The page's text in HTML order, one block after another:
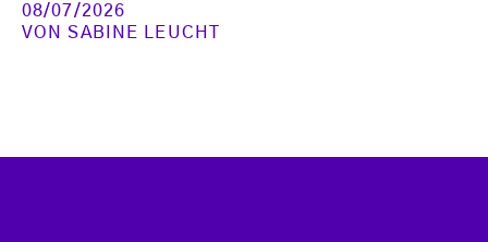
08/07/2026
VONSABINE LEUCHT